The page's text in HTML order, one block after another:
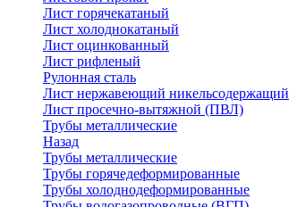
Лист горячекатаный
Лист холоднокатаный
Лист оцинкованный
Лист рифленый
Рулонная сталь
Лист нержавеющий никельсодержащий
Лист просечно-вытяжной (ПВЛ)
Трубы металлические
Назад
Трубы металлические
Трубы горячедеформированные
Трубы холоднодеформированные